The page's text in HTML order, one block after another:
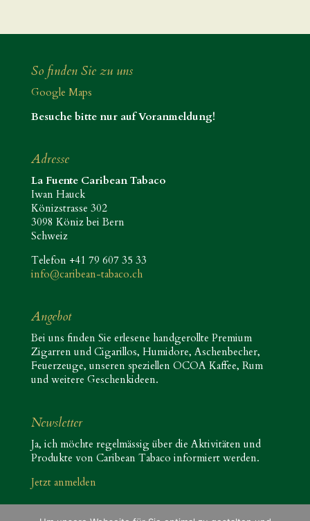
So finden Sie zu uns
Google Maps
Besuche bitte nur auf Voranmeldung!
Adresse
La Fuente Caribean Tabaco
Iwan Hauck
Könizstrasse 302
3098 Köniz bei Bern
Schweiz
Telefon +41 79 607 35 33
info@caribean-tabaco.ch
Angebot
Bei uns finden Sie erlesene handgerollte Premium
Zigarren und Cigarillos, Humidore, Aschenbecher,
Feuerzeuge, unseren speziellen OCOA Kaffee, Rum
und weitere Geschenkideen.
Newsletter
Ja, ich möchte regelmässig über die Aktivitäten und
Produkte von Caribean Tabaco informiert werden.
Jetzt anmelden